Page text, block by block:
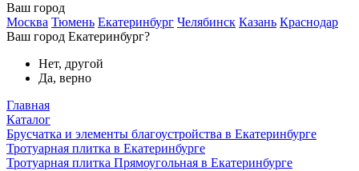
Ваш город
Москва Тюмень Екатеринбург Челябинск Казань Краснодар
Ваш город Екатеринбург?
Нет, другой
Да, верно
Главная
Каталог
Брусчатка и элементы благоустройства в Екатеринбурге
Тротуарная плитка в Екатеринбурге
Тротуарная плитка Прямоугольная в Екатеринбурге